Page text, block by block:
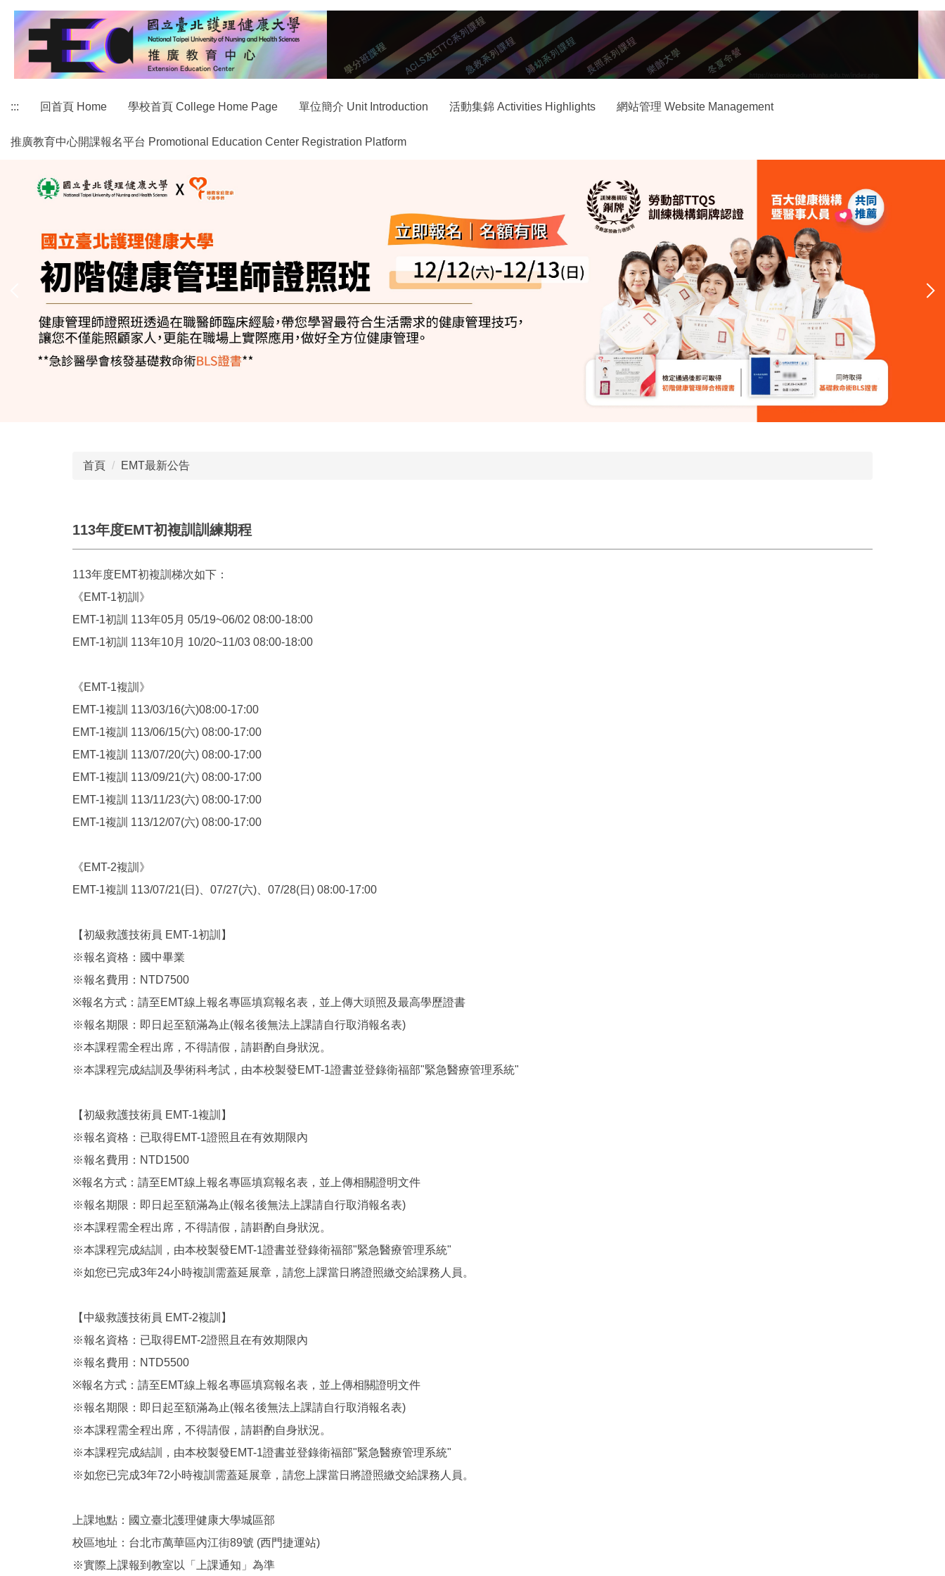
跳
到
內
區
::: 回首頁 Home 學校首頁 College Home Page 單位簡介 Unit Introduction 活動集錦 Activities Highlights 網站管理 Website Management
推廣教育中心開課報名平台 Promotional Education Center Registration Platform
首頁 EMT最新公告
113年度EMT初複訓訓練期程
113年度EMT初複訓梯次如下：
《EMT-1初訓》
EMT-1初訓 113年05月 05/19~06/02 08:00-18:00
EMT-1初訓 113年10月 10/20~11/03 08:00-18:00
《EMT-1複訓》
EMT-1複訓 113/03/16(六)08:00-17:00
EMT-1複訓 113/06/15(六) 08:00-17:00
EMT-1複訓 113/07/20(六) 08:00-17:00
EMT-1複訓 113/09/21(六) 08:00-17:00
EMT-1複訓 113/11/23(六) 08:00-17:00
EMT-1複訓 113/12/07(六) 08:00-17:00
《EMT-2複訓》
EMT-1複訓 113/07/21(日)、07/27(六)、07/28(日) 08:00-17:00
【初級救護技術員 EMT-1初訓】
※報名資格：國中畢業
※報名費用：NTD7500
※報名方式：請至EMT線上報名專區填寫報名表，並上傳大頭照及最高學歷證書
※報名期限：即日起至額滿為止(報名後無法上課請自行取消報名表)
※本課程需全程出席，不得請假，請斟酌自身狀況。
※本課程完成結訓及學術科考試，由本校製發EMT-1證書並登錄衛福部"緊急醫療管理系統"
【初級救護技術員 EMT-1複訓】
※報名資格：已取得EMT-1證照且在有效期限內
※報名費用：NTD1500
※報名方式：請至EMT線上報名專區填寫報名表，並上傳相關證明文件
※報名期限：即日起至額滿為止(報名後無法上課請自行取消報名表)
※本課程需全程出席，不得請假，請斟酌自身狀況。
※本課程完成結訓，由本校製發EMT-1證書並登錄衛福部"緊急醫療管理系統"
※如您已完成3年24小時複訓需蓋延展章，請您上課當日將證照繳交給課務人員。
【中級救護技術員 EMT-2複訓】
※報名資格：已取得EMT-2證照且在有效期限內
※報名費用：NTD5500
※報名方式：請至EMT線上報名專區填寫報名表，並上傳相關證明文件
※報名期限：即日起至額滿為止(報名後無法上課請自行取消報名表)
※本課程需全程出席，不得請假，請斟酌自身狀況。
※本課程完成結訓，由本校製發EMT-1證書並登錄衛福部"緊急醫療管理系統"
※如您已完成3年72小時複訓需蓋延展章，請您上課當日將證照繳交給課務人員。
上課地點：國立臺北護理健康大學城區部
校區地址：台北市萬華區內江街89號 (西門捷運站)
※實際上課報到教室以「上課通知」為準